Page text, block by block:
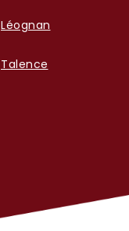
Léognan
Talence